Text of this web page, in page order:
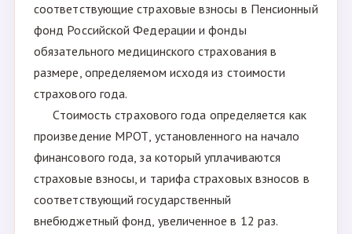
соответствующие страховые взносы в Пенсионный
фонд Российской Федерации и фонды
обязательного медицинского страхования в
размере, определяемом исходя из стоимости
страхового года.
Стоимость страхового года определяется как
произведение МРОТ, установленного на начало
финансового года, за который уплачиваются
страховые взносы, и тарифа страховых взносов в
соответствующий государственный
внебюджетный фонд, увеличенное в 12 раз.